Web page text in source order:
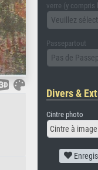
verre (y compris
Veuillez
Passepartout
Pas de
Divers &
Cintre photo
Cintre à